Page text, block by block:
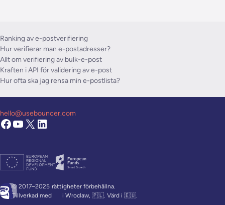
Ranking av e-postverifiering
Hur verifierar man e-postadresser?
Allt om verifiering av bulk-e-post
Kraften i API för validering av e-post
Hur ofta ska jag rensa min e-postlista?
© 2017–2025 rättigheter förbehållna.
Tillverkad med
i Wroclaw, 🇵🇱. Värd i 🇪🇺.
hello@usebouncer.com